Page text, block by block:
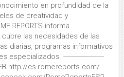
en profundidad de la
de creatividad y
REPORTS informa
las necesidades de las
diarias, programas informativos
especializados. ---------------------
http://es.romereports.com/